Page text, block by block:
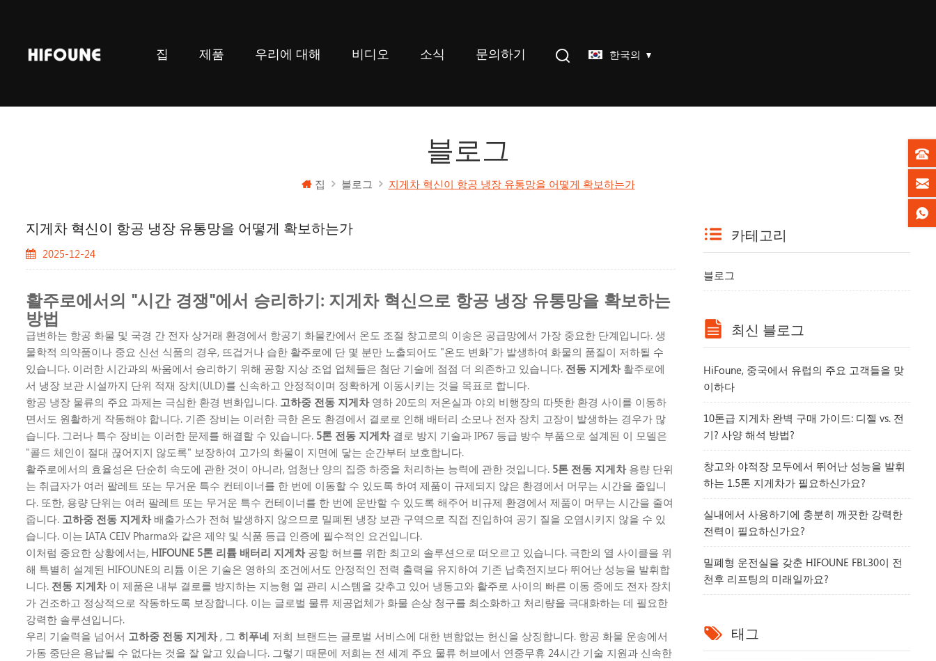
집 제품 우리에 대해 비디오 소식 문의하기 한국의
블로그
집 블로그 지게차 혁신이 항공 냉장 유통망을 어떻게 확보하는가
지게차 혁신이 항공 냉장 유통망을 어떻게 확보하는가
2025-12-24
활주로에서의 "시간 경쟁"에서 승리하기: 지게차 혁신으로 항공 냉장 유통망을 확보하는
방법
급변하는 항공 화물 및 국경 간 전자 상거래 환경에서 항공기 화물칸에서 온도 조절 창고로의 이송은 공급망에서 가장 중요한 단계입니다. 생
물학적 의약품이나 중요 신선 식품의 경우, 뜨겁거나 습한 활주로에 단 몇 분만 노출되어도 "온도 변화"가 발생하여 화물의 품질이 저하될 수
있습니다. 이러한 시간과의 싸움에서 승리하기 위해 공항 지상 조업 업체들은 첨단 기술에 점점 더 의존하고 있습니다. 전동 지게차 활주로에
서 냉장 보관 시설까지 단위 적재 장치(ULD)를 신속하고 안정적이며 정확하게 이동시키는 것을 목표로 합니다.
항공 냉장 물류의 주요 과제는 극심한 환경 변화입니다. 고하중 전동 지게차 영하 20도의 저온실과 야외 비행장의 따뜻한 환경 사이를 이동하
면서도 원활하게 작동해야 합니다. 기존 장비는 이러한 극한 온도 환경에서 결로로 인해 배터리 소모나 전자 장치 고장이 발생하는 경우가 많
습니다. 그러나 특수 장비는 이러한 문제를 해결할 수 있습니다. 5톤 전동 지게차 결로 방지 기술과 IP67 등급 방수 부품으로 설계된 이 모델은
"콜드 체인이 절대 끊어지지 않도록" 보장하여 고가의 화물이 지면에 닿는 순간부터 보호합니다.
활주로에서의 효율성은 단순히 속도에 관한 것이 아니라, 엄청난 양의 집중 하중을 처리하는 능력에 관한 것입니다. 5톤 전동 지게차 용량 단위
는 취급자가 여러 팔레트 또는 무거운 특수 컨테이너를 한 번에 이동할 수 있도록 하여 제품이 규제되지 않은 환경에서 머무는 시간을 줄입니
다. 또한, 용량 단위는 여러 팔레트 또는 무거운 특수 컨테이너를 한 번에 운반할 수 있도록 해주어 비규제 환경에서 제품이 머무는 시간을 줄여
줍니다. 고하중 전동 지게차 배출가스가 전혀 발생하지 않으므로 밀폐된 냉장 보관 구역으로 직접 진입하여 공기 질을 오염시키지 않을 수 있
습니다. 이는 IATA CEIV Pharma와 같은 제약 및 식품 등급 인증에 필수적인 요건입니다.
이처럼 중요한 상황에서는, HIFOUNE 5톤 리튬 배터리 지게차 공항 허브를 위한 최고의 솔루션으로 떠오르고 있습니다. 극한의 열 사이클을 위
해 특별히 설계된 HIFOUNE의 리튬 이온 기술은 영하의 조건에서도 안정적인 전력 출력을 유지하여 기존 납축전지보다 뛰어난 성능을 발휘합
니다. 전동 지게차 이 제품은 내부 결로를 방지하는 지능형 열 관리 시스템을 갖추고 있어 냉동고와 활주로 사이의 빠른 이동 중에도 전자 장치
가 건조하고 정상적으로 작동하도록 보장합니다. 이는 글로벌 물류 제공업체가 화물 손상 청구를 최소화하고 처리량을 극대화하는 데 필요한
강력한 솔루션입니다.
우리 기술력을 넘어서 고하중 전동 지게차 , 그 히푸네 저희 브랜드는 글로벌 서비스에 대한 변함없는 헌신을 상징합니다. 항공 화물 운송에서
가동 중단은 용납될 수 없다는 것을 잘 알고 있습니다. 그렇기 때문에 저희는 전 세계 주요 물류 허브에서 연중무휴 24시간 기술 지원과 신속한
카테고리
블로그
최신 블로그
HiFoune, 중국에서 유럽의 주요 고객들을 맞
이하다
10톤급 지게차 완벽 구매 가이드: 디젤 vs. 전
기? 사양 해석 방법?
창고와 야적장 모두에서 뛰어난 성능을 발휘
하는 1.5톤 지게차가 필요하신가요?
실내에서 사용하기에 충분히 깨끗한 강력한
전력이 필요하신가요?
밀폐형 운전실을 갖춘 HIFOUNE FBL30이 전
천후 리프팅의 미래일까요?
태그